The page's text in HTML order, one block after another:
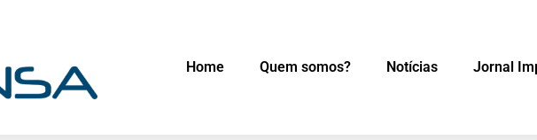
Home Quem somos? Notícias Jornal